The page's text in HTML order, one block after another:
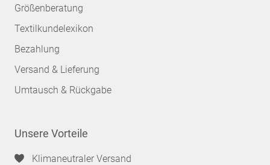
Größenberatung
Textilkundelexikon
Bezahlung
Versand & Lieferung
Umtausch & Rückgabe
Unsere Vorteile
Klimaneutraler Versand